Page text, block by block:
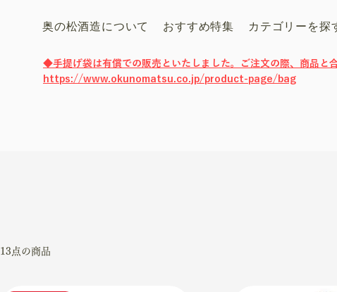
奥の松酒造について おすすめ特集 カテゴリーを探
​◆手提げ袋は有償での販売といたしました。ご注文の際、商品と
https://www.okunomatsu.co.jp/product-page/bag
13点の商品